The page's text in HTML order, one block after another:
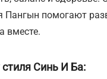
помогают
вместе.
Синь И Ба: